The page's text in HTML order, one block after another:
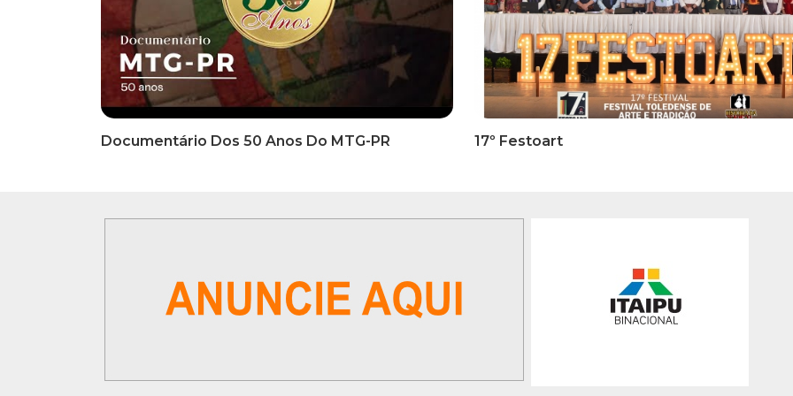
INFORMATIVOS
EDITAL DE CONVOCAÇÃO Nº
002/2026 - PROCESSO DE
SELEÇÃO DE EMPRESA PARA
PRESTAÇÃO DE SERVIÇOS DE
MARKETING E COMUNICAÇÃO
INFORMATIVOS
COMUNICADO OFICIAL -
Inscrições Para A 1ª Etapa
Classificatória Do 35º FEPART,
Que Ocorrerá Do Dia 05 Ao Dia
07 De Junho De 2026
INFORMATIVOS
EDITAL 3/2026 –
INSCRIÇÕES 1ª ETAPA
CLASSIFICATÓRIA DO 35°
FEPART